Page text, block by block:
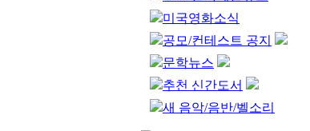
미국영화소식
공모/컨테스트 공지
문학뉴스
추천 신간도서
새 음악/음반/벨소리